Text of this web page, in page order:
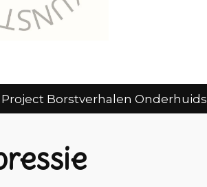
Project Borstverhalen Onderhuids